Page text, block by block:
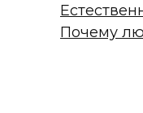
Почему